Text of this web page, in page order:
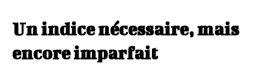
Un indice nécessaire, mais
encore imparfait